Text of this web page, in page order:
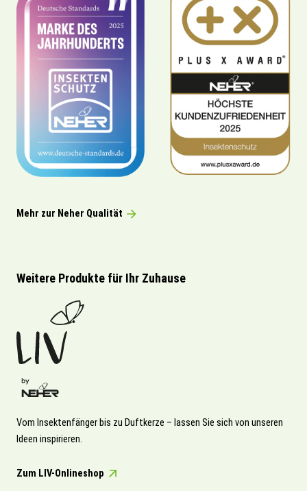
Mehr zur Neher Qualität
Weitere Produkte für Ihr Zuhause
Vom Insektenfänger bis zu Duftkerze – lassen Sie sich von unseren
Ideen inspirieren.
Zum LIV-Onlineshop